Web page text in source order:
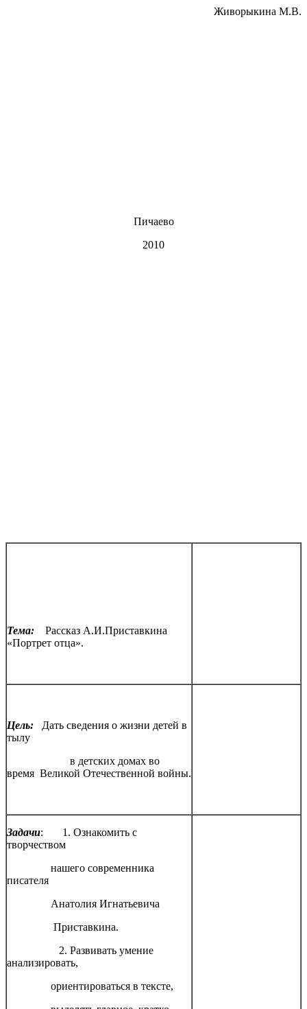
Живорыкина М.В.
Пичаево
2010
Тема: Рассказ А.И.Приставкина
«Портрет отца».
Цель:
Дать сведения о жизни детей в
тылу
в детских домах во
время Великой Отечественной войны.
Задачи: 1. Ознакомить с
творчеством
нашего современника
писателя
Анатолия Игнатьевича
Приставкина.
2. Развивать умение
анализировать,
ориентироваться в тексте,